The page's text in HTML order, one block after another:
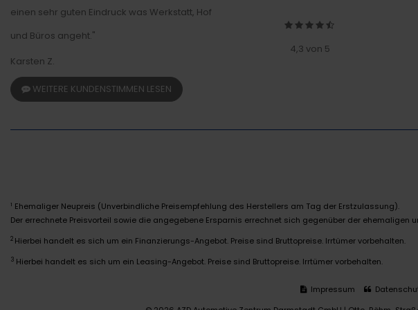
einen sehr guten Eindruck was Werkstatt, Hof
und Büros angeht."
Karsten Z.
WEITERE KUNDENSTIMMEN LESEN
4,3 von 5
1 Ehemaliger Neupreis (Unverbindliche Preisempfehlung des Herstellers am Tag der Erstzulassung).
Der errechnete Preisvorteil sowie die angegebene Ersparnis errechnet sich gegenüber der
2 Hierbei handelt es sich um ein Finanzierungs-Angebot. Preise sind Bruttopreise. Irrtümer vorbehalten.
3 Hierbei handelt es sich um ein Leasing-Angebot. Preise sind Bruttopreise. Irrtümer vorbehalten.
Impressum